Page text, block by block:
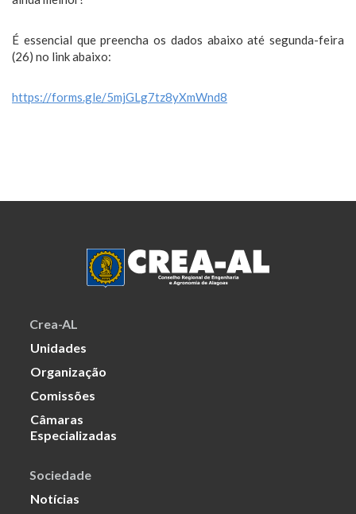
É essencial que preencha os dados abaixo até segunda-feira
(26) no link abaixo:
https://forms.gle/5mjGLg7tz8yXmWnd8
Crea-AL
Unidades
Organização
Comissões
Câmaras
Especializadas
Sociedade
Notícias